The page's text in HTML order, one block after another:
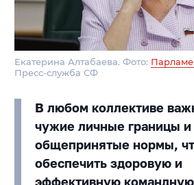
Екатерина Алтабаева. Фото:
Пресс-служба СФ
В любом коллективе
чужие личные границы и
общепринятые нормы,
обеспечить здоровую и
эффективную